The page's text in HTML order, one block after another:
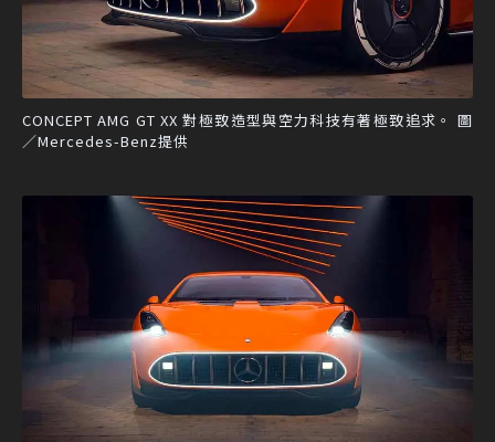
CONCEPT AMG GT XX 對極致造型與空力科技有著極致追求。 圖
／Mercedes-Benz提供